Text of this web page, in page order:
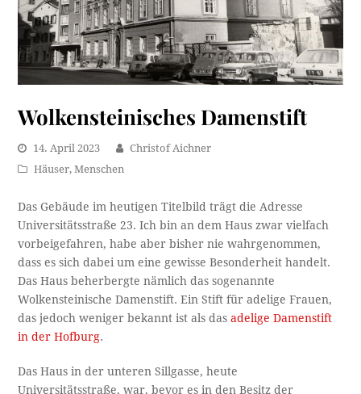
Wolkensteinisches Damenstift
14. April 2023
Christof Aichner
Häuser,Menschen
Das Gebäude im heutigen Titelbild trägt die Adresse
Universitätsstraße 23. Ich bin an dem Haus zwar vielfach
vorbeigefahren, habe aber bisher nie wahrgenommen,
dass es sich dabei um eine gewisse Besonderheit handelt.
Das Haus beherbergte nämlich das sogenannte
Wolkensteinische Damenstift. Ein Stift für adelige Frauen,
das jedoch weniger bekannt ist als dasadelige Damenstift
in der Hofburg.
Das Haus in der unteren Sillgasse, heute
Universitätsstraße, war, bevor es in den Besitz der